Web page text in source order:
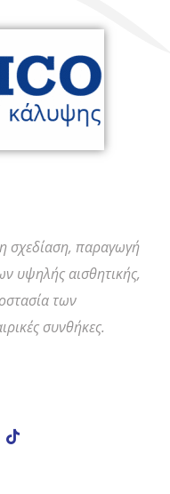
σχεδίαση, παραγωγή
υψηλής αισθητικής,
των
συνθήκες.